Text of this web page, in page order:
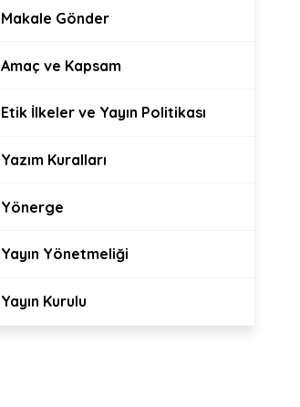
Makale Gönder
Amaç ve Kapsam
Etik İlkeler ve Yayın Politikası
Yazım Kuralları
Yönerge
Yayın Yönetmeliği
Yayın Kurulu